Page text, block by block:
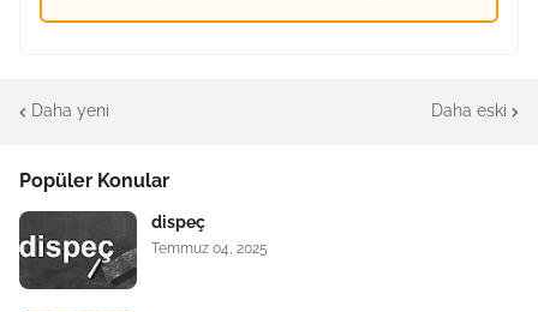
Daha yeni Daha eski
Popüler Konular
dispeç
Temmuz 04, 2025